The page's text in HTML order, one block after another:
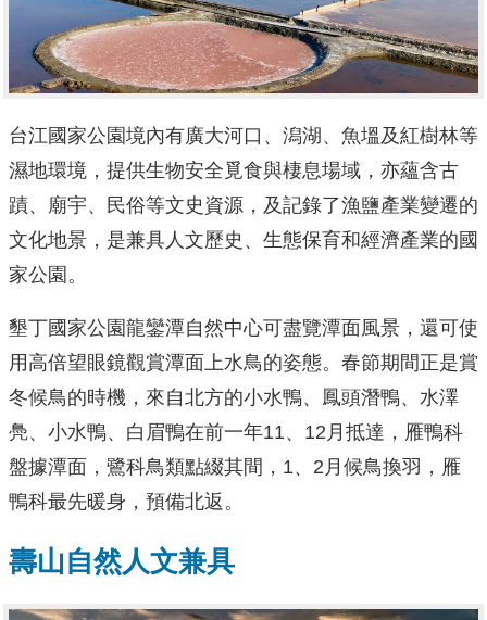
台江國家公園境內有廣大河口、潟湖、魚塭及紅樹林等
濕地環境，提供生物安全覓食與棲息場域，亦蘊含古
蹟、廟宇、民俗等文史資源，及記錄了漁鹽產業變遷的
文化地景，是兼具人文歷史、生態保育和經濟產業的國
家公園。
墾丁國家公園龍鑾潭自然中心可盡覽潭面風景，還可使
用高倍望眼鏡觀賞潭面上水鳥的姿態。春節期間正是賞
冬候鳥的時機，來自北方的小水鴨、鳳頭潛鴨、水澤
鳧、小水鴨、白眉鴨在前一年11、12月抵達，雁鴨科
盤據潭面，鷺科鳥類點綴其間，1、2月候鳥換羽，雁
鴨科最先暖身，預備北返。
壽山自然人文兼具